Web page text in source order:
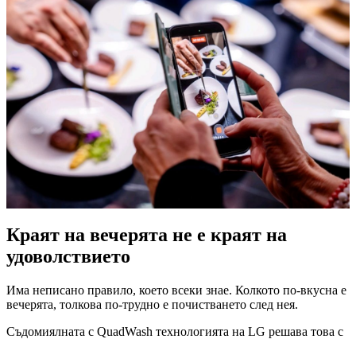
Краят на вечерята не е краят на
удоволствието
Има неписано правило, което всеки знае. Колкото по-вкусна е
вечерята, толкова по-трудно е почистването след нея.
Съдомиялната с QuadWash технологията на LG решава това с